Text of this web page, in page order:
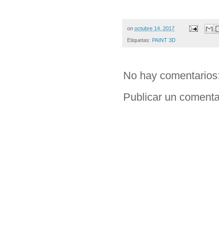
on octubre 14, 2017
Etiquetas: PAINT 3D
No hay
Publicar un